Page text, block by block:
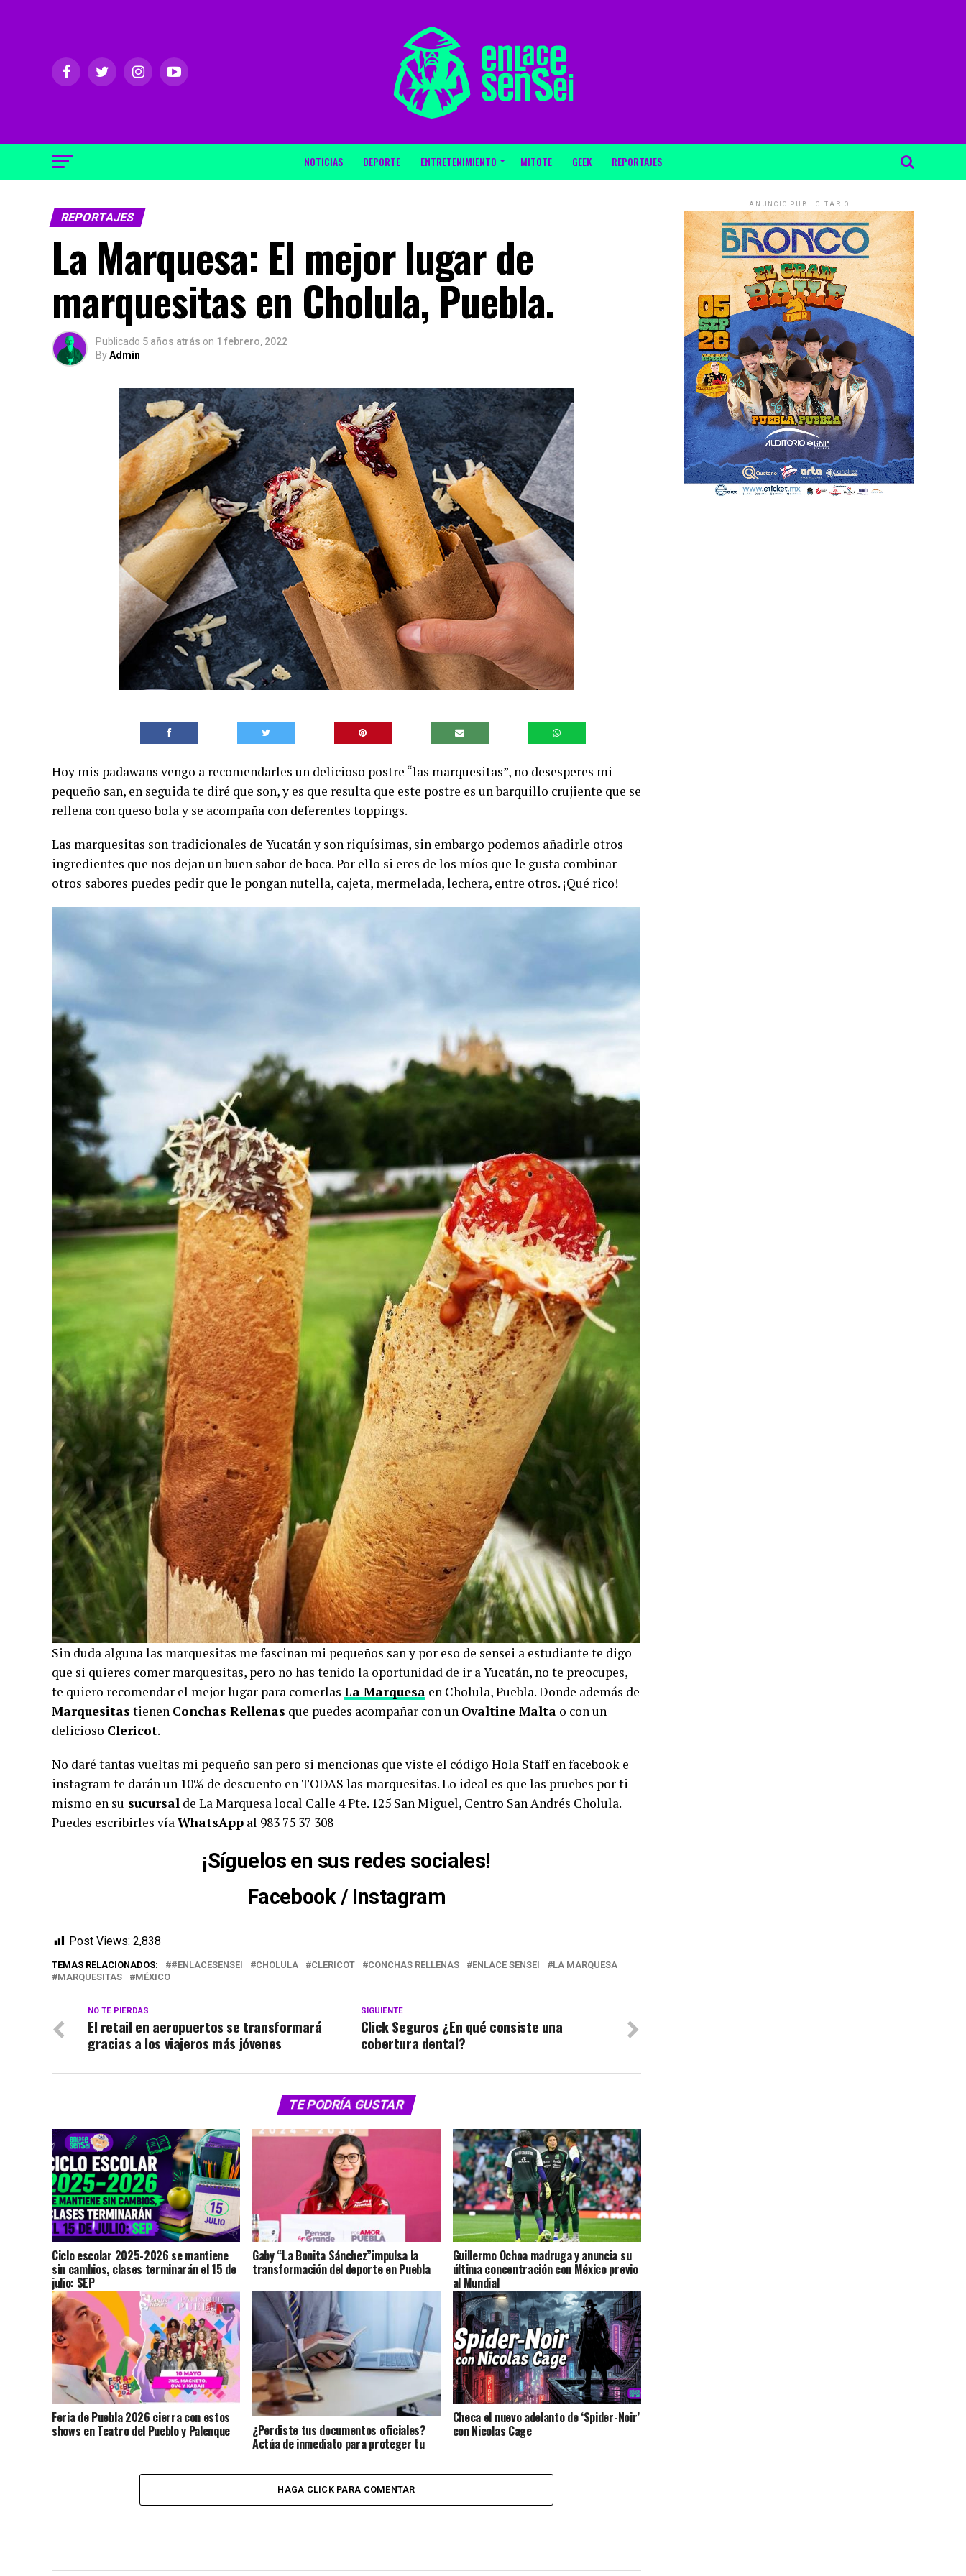
NOTICIAS DEPORTE ENTRETENIMIENTO MITOTE GEEK REPORTAJES
REPORTAJES
La Marquesa: El mejor lugar de
marquesitas en Cholula, Puebla.
Publicado 5 años atrás on 1 febrero, 2022
ByAdmin
Hoy mis padawans vengo a recomendarles un delicioso postre “las marquesitas”, no desesperes mi
pequeño san, en seguida te diré que son, y es que resulta que este postre es un barquillo crujiente que se
rellena con queso bola y se acompaña con deferentes toppings.
Las marquesitas son tradicionales de Yucatán y son riquísimas, sin embargo podemos añadirle otros
ingredientes que nos dejan un buen sabor de boca. Por ello si eres de los míos que le gusta combinar
otros sabores puedes pedir que le pongan nutella, cajeta, mermelada, lechera, entre otros. ¡Qué rico!
Sin duda alguna las marquesitas me fascinan mi pequeños san y por eso de sensei a estudiante te digo
que si quieres comer marquesitas, pero no has tenido la oportunidad de ir a Yucatán, no te preocupes,
te quiero recomendar el mejor lugar para comerlas La Marquesa en Cholula, Puebla. Donde además de
Marquesitas tienen Conchas Rellenas que puedes acompañar con un Ovaltine Malta o con un
delicioso Clericot.
No daré tantas vueltas mi pequeño san pero si mencionas que viste el código Hola Staff en facebook e
instagram te darán un 10% de descuento en TODAS las marquesitas. Lo ideal es que las pruebes por ti
mismo en su sucursal de La Marquesa local Calle 4 Pte. 125 San Miguel, Centro San Andrés Cholula.
Puedes escribirles víaWhatsApp al 983 75 37 308
¡Síguelos en sus redes sociales!
Facebook/ Instagram
Post Views: 2,838
TEMAS RELACIONADOS: #ENLACESENSEI CHOLULA CLERICOT CONCHAS RELLENAS ENLACE SENSEI
LA MARQUESA
MARQUESITAS
MÉXICO
SIGUIENTE
Click Seguros ¿En qué consiste una
cobertura dental?
NO TE PIERDAS
El retail en aeropuertos se transformará
gracias a los viajeros más jóvenes
TE PODRÍA GUSTAR
Ciclo escolar 2025-2026 se mantiene
sin cambios, clases terminarán el 15 de
julio: SEP
Gaby “La Bonita Sánchez”impulsa la
transformación del deporte en Puebla
Guillermo Ochoa madruga y anuncia su
última concentración con México previo
al Mundial
Feria de Puebla 2026 cierra con estos
shows en Teatro del Pueblo y Palenque ¿Perdiste tus documentos oficiales?
Actúa de inmediato para proteger tu
Checa el nuevo adelanto de ‘Spider-Noir’
con Nicolas Cage
HAGA CLICK PARA COMENTAR
ANUNCIO PUBLICITARIO